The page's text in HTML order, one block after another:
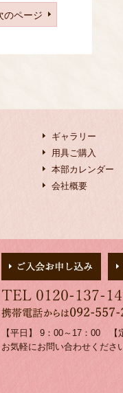
のページ
ギャラリー
用具ご購入
本部カレンダー
会社概要
【平日】 9：00～17：00 【
お気軽にお問い合わせくださ